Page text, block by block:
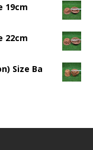
19cm
22cm
Size Ba